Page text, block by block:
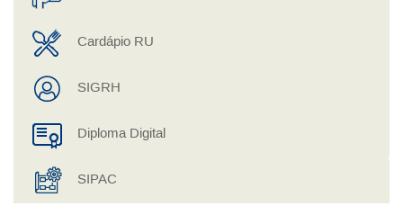
Cardápio RU
SIGRH
Diploma Digital
SIPAC